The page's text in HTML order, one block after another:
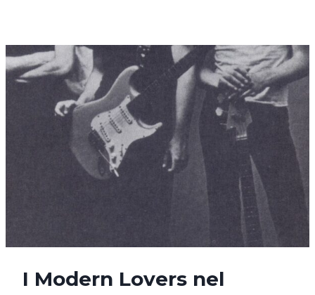
THE
HEADS
I Modern Lovers nel